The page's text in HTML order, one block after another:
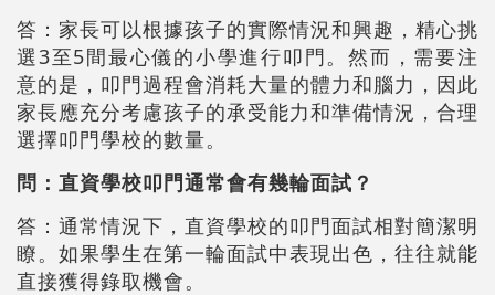
答：家長可以根據孩子的實際情況和興趣，精心挑
選3至5間最心儀的小學進行叩門。然而，需要注
意的是，叩門過程會消耗大量的體力和腦力，因此
家長應充分考慮孩子的承受能力和準備情況，合理
選擇叩門學校的數量。
問：直資學校叩門通常會有幾輪面試？
答：通常情況下，直資學校的叩門面試相對簡潔明
瞭。如果學生在第一輪面試中表現出色，往往就能
直接獲得錄取機會。